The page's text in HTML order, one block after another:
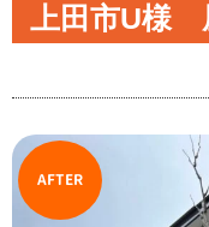
上田市U様
AFTER